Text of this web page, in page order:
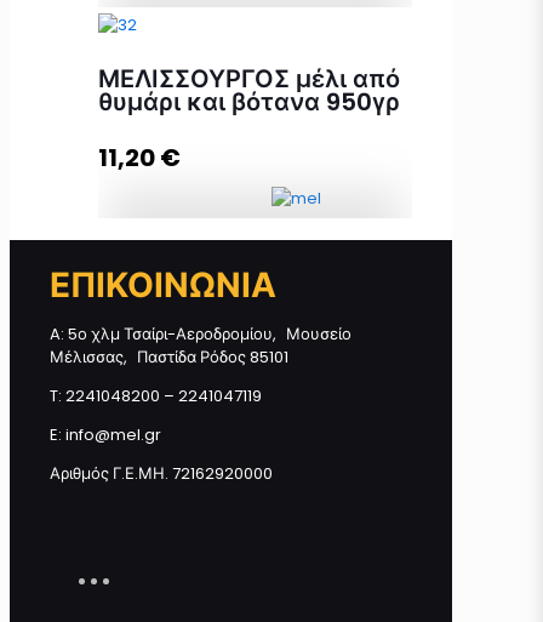
ποσότητα
Προσθήκη στο καλάθι
ΜΕΛΙΣΣΟΥΡΓΟΣ μέλι από
θυμάρι και βότανα 950γρ
11,20€
και βότανα 950γρ ποσότητα
ΕΠΙΚΟΙΝΩΝΙΑ
A: 5ο χλμ Τσαίρι-Αεροδρομίου, Μουσείο
Μέλισσας, Παστίδα Ρόδος 85101
T: 2241048200 – 2241047119
E: info@mel.gr
Αριθμός Γ.Ε.ΜΗ. 72162920000